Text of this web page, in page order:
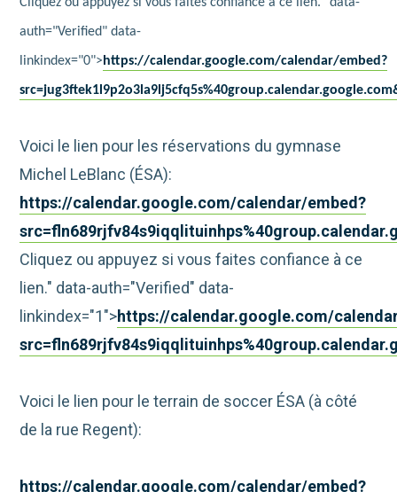
auth="Verified" data-
linkindex="0"> https://calendar.google.com/calendar/embed?
Voici le lien pour les réservations du gymnase
Michel LeBlanc (ÉSA):
https://calendar.google.com/calendar/embed?
Cliquez ou appuyez si vous faites confiance à ce
lien." data-auth="Verified" data-
linkindex="1">https://calendar.google.com/
Voici le lien pour le terrain de soccer ÉSA (à côté
de la rue Regent):
https://calendar.google.com/calendar/embed?